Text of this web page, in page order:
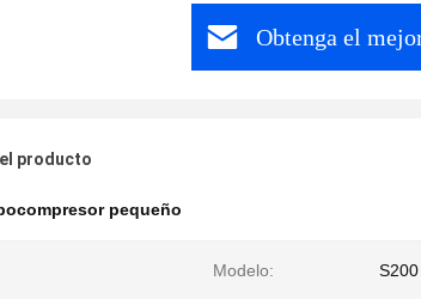
Obtenga el
producto
pequeño
Modelo: S200